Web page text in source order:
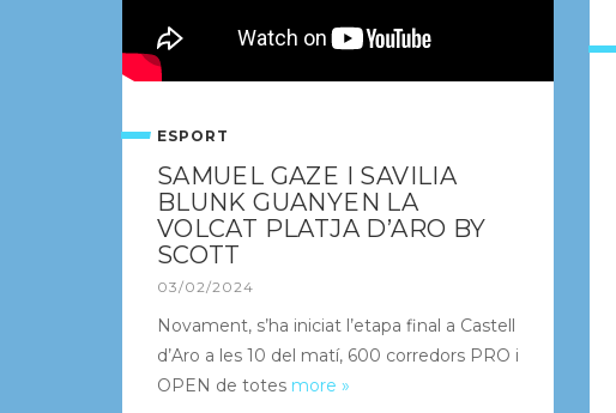
ESPORT
SAMUEL GAZE I SAVILIA
BLUNK GUANYEN LA
VOLCAT PLATJA D’ARO BY
SCOTT
03/02/2024
Novament, s’ha iniciat l’etapa final a Castell
d’Aro a les 10 del matí, 600 corredors PRO i
OPEN de totes more »